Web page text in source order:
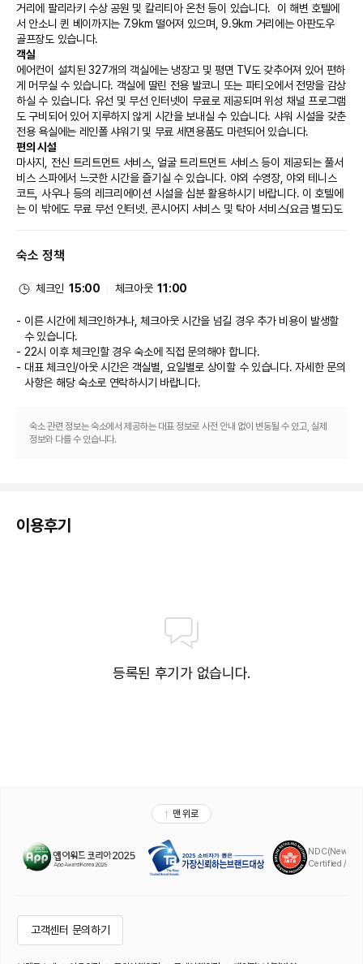
거리에 팔리라키 수상 공원 및 칼리티아 온천 등이 있습니다.  이 해변 호텔에
서 안소니 퀸 베이까지는 7.9km 떨어져 있으며, 9.9km 거리에는 아판도우
골프장도 있습니다.
객실
에어컨이 설치된 327개의 객실에는 냉장고 및 평면 TV도 갖추어져 있어 편하
게 머무실 수 있습니다. 객실에 딸린 전용 발코니 또는 파티오에서 전망을 감상
하실 수 있습니다. 유선 및 무선 인터넷이 무료로 제공되며 위성 채널 프로그램
도 구비되어 있어 지루하지 않게 시간을 보내실 수 있습니다. 샤워 시설을 갖춘
전용 욕실에는 레인폴 샤워기 및 무료 세면용품도 마련되어 있습니다.
편의 시설
마사지, 전신 트리트먼트 서비스, 얼굴 트리트먼트 서비스 등이 제공되는 풀서
비스 스파에서 느긋한 시간을 즐기실 수 있습니다. 야외 수영장, 야외 테니스
코트, 사우나 등의 레크리에이션 시설을 십분 활용하시기 바랍니다. 이 호텔에
는 이 밖에도 무료 무선 인터넷, 콘시어지 서비스 및 탁아 서비스(요금 별도)도
이 호텔에는 3 개의 레스토랑이 있으며 이중 하나인 Emerald - Main
간 룸서비스를 이용하실 수 있습니다. 비치 바, 풀사이드 바 또는 3 개의 바/라
(풀 브렉퍼스트)가 매일 07:00 ~ 10:00에 무료로 제공됩니다.
비즈니스, 기타 편의시설
대표적인 편의 시설과 서비스로는 24시간 운영 비즈니스 센터, 드라이클리닝/
세탁 서비스, 24시간 운영되는 프런트 데스크 등이 있습니다. 로도스에서의
행사를 계획하시나요? 이 호텔에는 컨퍼런스 센터 및 회의실 등으로 구성된
차 대행도 가능합니다.
숙소 정책
체크인 15:00 체크아웃 11:00
이른 시간에 체크인하거나, 체크아웃 시간을 넘길 경우 추가 비용이 발생할
수 있습니다.
22시 이후 체크인할 경우 숙소에 직접 문의해야 합니다.
대표 체크인/아웃 시간은 객실별, 요일별로 상이할 수 있습니다. 자세한 문의
사항은 해당 숙소로 연락하시기 바랍니다.
숙소 관련 정보는 숙소에서 제공하는 대표 정보로 사전 안내 없이 변동될 수 있고, 실제
정보와 다를 수 있습니다.
이용후기
등록된 후기가 없습니다.